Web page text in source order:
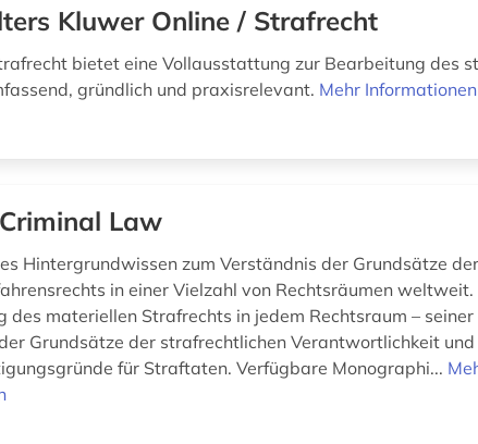
Kluwer Online / Strafrecht
bietet eine Vollausstattung zur Bearbeitung des
gründlich und praxisrelevant. Mehr Informationen
Law
Hintergrundwissen zum Verständnis der Grundsätze
in einer Vielzahl von Rechtsräumen
des materiellen Strafrechts in jedem Rechtsraum –
Grundsätze der strafrechtlichen Verantwortlichkeit
für Straftaten. Verfügbare Monographi...